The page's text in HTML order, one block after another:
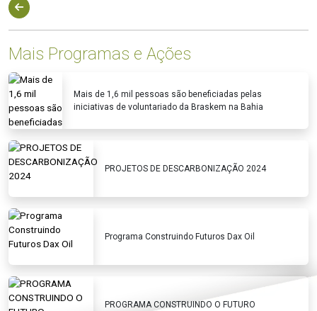
Mais Programas e Ações
Mais de 1,6 mil pessoas são beneficiadas pelas
iniciativas de voluntariado da Braskem na Bahia
PROJETOS DE DESCARBONIZAÇÃO 2024
Programa Construindo Futuros Dax Oil
PROGRAMA CONSTRUINDO O FUTURO